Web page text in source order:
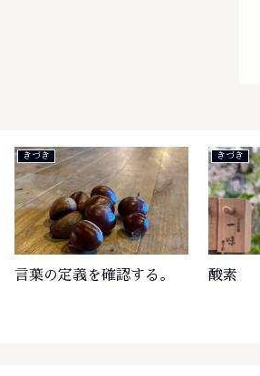
きづき
言葉の定義を確認する。
きづき
酸素